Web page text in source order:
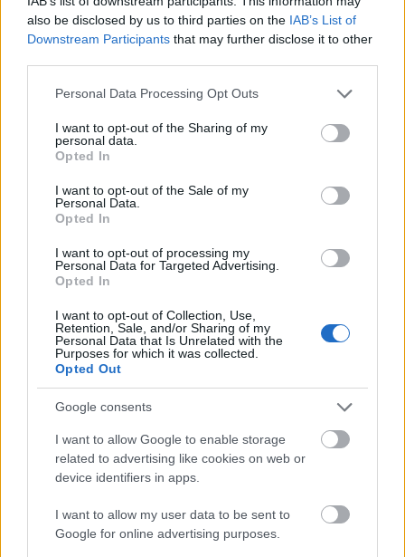
also be disclosed by us to third parties on the IAB’s List of
Downstream Participants that may further disclose it to other
Please note that this website/app uses one or more Google
not limited to your visit or usage behaviour. You may click to
grant or deny consent to Google and its third-party tags to
use your data for below specified purposes in below Google
consent section.
Personal Data Processing Opt Outs
I want to opt-out of the Sharing of my
personal data.
Opted In
I want to opt-out of the Sale of my
Personal Data.
Opted In
I want to opt-out of processing my
Personal Data for Targeted Advertising.
Opted In
I want to opt-out of Collection, Use,
Retention, Sale, and/or Sharing of my
Personal Data that Is Unrelated with the
Purposes for which it was collected.
Opted Out
Google consents
I want to allow Google to enable storage
related to advertising like cookies on web or
device identifiers in apps.
I want to allow my user data to be sent to
Google for online advertising purposes.
την 25η Μαρτίου
Συνδέοντας τη θεματική της νέας μόνιμης έκθεσης
του τρίτου ορόφου –«Νεότερη Ελλάδα»– με τον
εορτασμό της εθνικής επετείου, το Μουσείο
Μπενάκη καλεί το κοινό να επισκεφτεί το Μουσείο
την 25η Μαρτίου, από τις
13:00 έως τις 18:00, με ελεύθερη είσοδο.
Παράλληλα, στο αμφιθέατρο του Μουσείου θα
προβάλλεται το ντοκιμαντέρ του Ηλία Γιαννακάκη
«1821 Πριν και Μετά: Η γέννηση της Σύγχρονης